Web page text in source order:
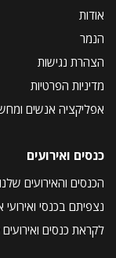
אודות
הנמר
הצהרת נגישות
מדיניות הפרטיות
אפליקציה אנשים
כנסים ואירועים
הכנסים והאירועים שלנו
נצפיתם בכנסי
לקראת כנסים ואירועים